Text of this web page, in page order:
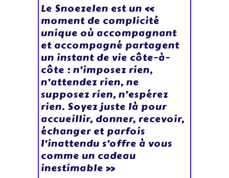
Le Snoezelen est un «
moment de complicité
unique où accompagnant
et accompagné partagent
un instant de vie côte-à-
côte : n’imposez rien,
n’attendez rien, ne
supposez rien, n’espérez
rien. Soyez juste là pour
accueillir, donner, recevoir,
échanger et parfois
l’inattendu s’offre à vous
comme un cadeau
inestimable »